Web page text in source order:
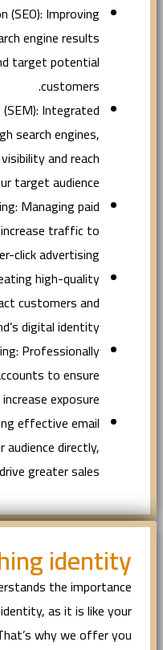
(SEO): Improving
engine results
target potential
customers.
Integrated
search engines,
and reach
target audience.
Managing paid
traffic to
click advertising.
high-quality
customers and
digital identity.
Professionally
to ensure
exposure.
effective email
directly,
greater sales.
identity
the importance
as it is like your
why we offer you